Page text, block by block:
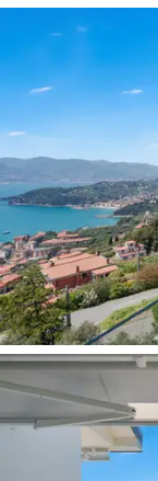
Lägenheten är
taket,
vilket
och enprivat
erbjuder
infinitypool,
trädgården,
profil till en